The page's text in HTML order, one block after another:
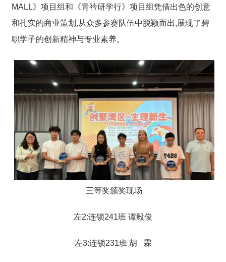
MALL》项目组和《青衿研学行》项目组凭借出色的创意
和扎实的商业策划,从众多参赛队伍中脱颖而出,展现了碧
职学子的创新精神与专业素养。
三等奖颁奖现场
左2:连锁241班 谭毅俊
左3:连锁231班 胡 霖